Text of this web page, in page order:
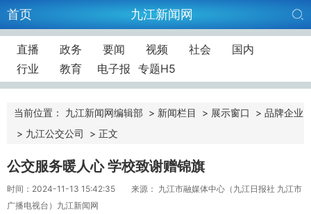
首页 九江新闻网
直播 政务 要闻 视频 社会
国内
行业
教育 电子报 专题H5
当前位置： 九江新闻网编辑部 > 新闻栏目 > 展示窗口 > 品牌企业
> 九江公交公司 > 正文
公交服务暖人心 学校致谢赠锦旗
时间：2024-11-13 15:42:35
来源： 九江市融媒体中心（九江日报社 九江市
广播电视台）九江新闻网